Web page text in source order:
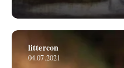
littercon
04.07.2021